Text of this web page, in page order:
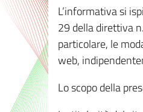
L’informativa si
29 della direttiva
particolare, le
web,
Lo scopo della